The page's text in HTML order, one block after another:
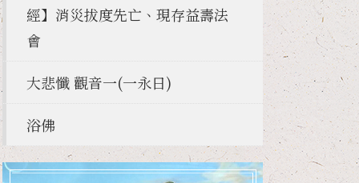
經】消災拔度先亡、現存益壽法
會
大悲懺 觀音一(一永日)
浴佛